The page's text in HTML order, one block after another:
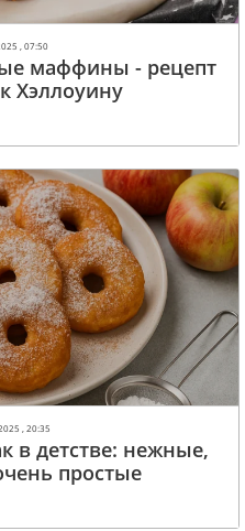
, 07:50
маффины - рецепт
Хэллоуину
, 20:35
в детстве: нежные,
простые